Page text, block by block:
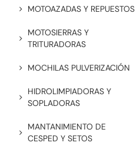
MOTOAZADAS Y REPUESTOS
MOTOSIERRAS Y
TRITURADORAS
MOCHILAS PULVERIZACIÓN
HIDROLIMPIADORAS Y
SOPLADORAS
MANTANIMIENTO DE
CESPED Y SETOS